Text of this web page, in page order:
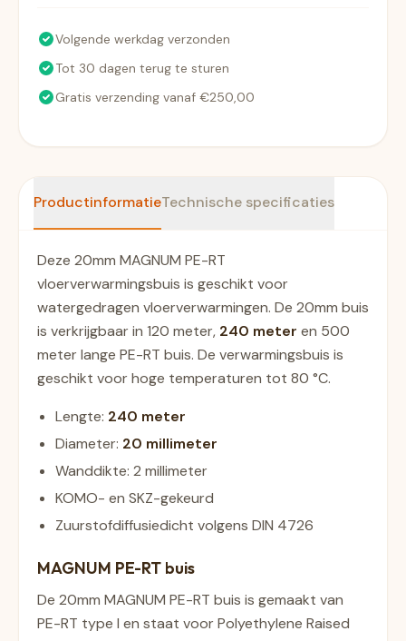
Volgende werkdag verzonden
Tot 30 dagen terug te sturen
Gratis verzending vanaf €250,00
ProductinformatieTechnische specificaties
Deze 20mm MAGNUM PE-RT
vloerverwarmingsbuis is geschikt voor
watergedragen vloerverwarmingen. De 20mm buis
is verkrijgbaar in 120 meter, 240 meter en 500
meter lange PE-RT buis. De verwarmingsbuis is
geschikt voor hoge temperaturen tot 80 °C.
Lengte: 240 meter
Diameter: 20 millimeter
Wanddikte: 2 millimeter
KOMO- en SKZ-gekeurd
Zuurstofdiffusiedicht volgens DIN 4726
MAGNUM PE-RT buis
De 20mm MAGNUM PE-RT buis is gemaakt van
PE-RT type I en staat voor Polyethylene Raised